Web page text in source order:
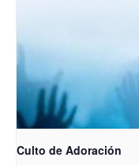
Culto de Adoración